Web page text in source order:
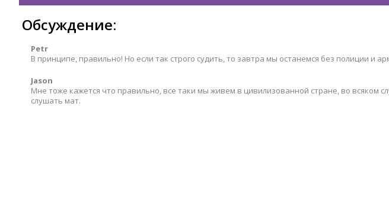
Обсуждение:
Petr
В принципе, правильно! Но если так строго судить, то завтра мы останемся без полиции и
Jason
Мне тоже кажется что правильно, все таки мы живем в цивилизованной стране, во всяком
слушать мат.